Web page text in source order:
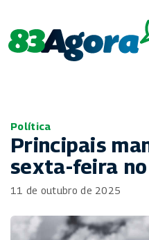
Política
Principais
sexta-feira
11 de outubro de 2025